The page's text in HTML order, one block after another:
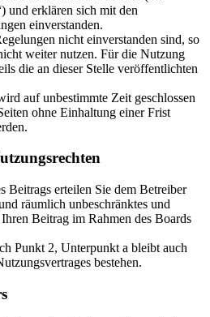
und erklären sich mit den
einverstanden.
nicht einverstanden sind, so
weiter nutzen. Für die Nutzung
die an dieser Stelle veröffentlichten
auf unbestimmte Zeit geschlossen
ohne Einhaltung einer Frist
Beitrags erteilen Sie dem Betreiber
räumlich unbeschränktes und
Beitrag im Rahmen des Boards
Punkt 2, Unterpunkt a bleibt auch
bestehen.